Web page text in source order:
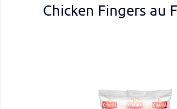
Chicken Fingers au